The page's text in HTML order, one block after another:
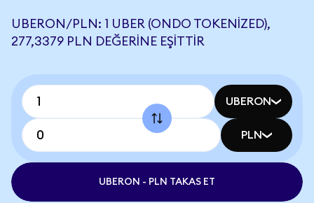
UBERON/PLN: 1 UBER (ONDO TOKENIZED),
277,3379 PLN DEĞERINE EŞITTIR
UBERON
PLN
UBERON - PLN TAKAS ET